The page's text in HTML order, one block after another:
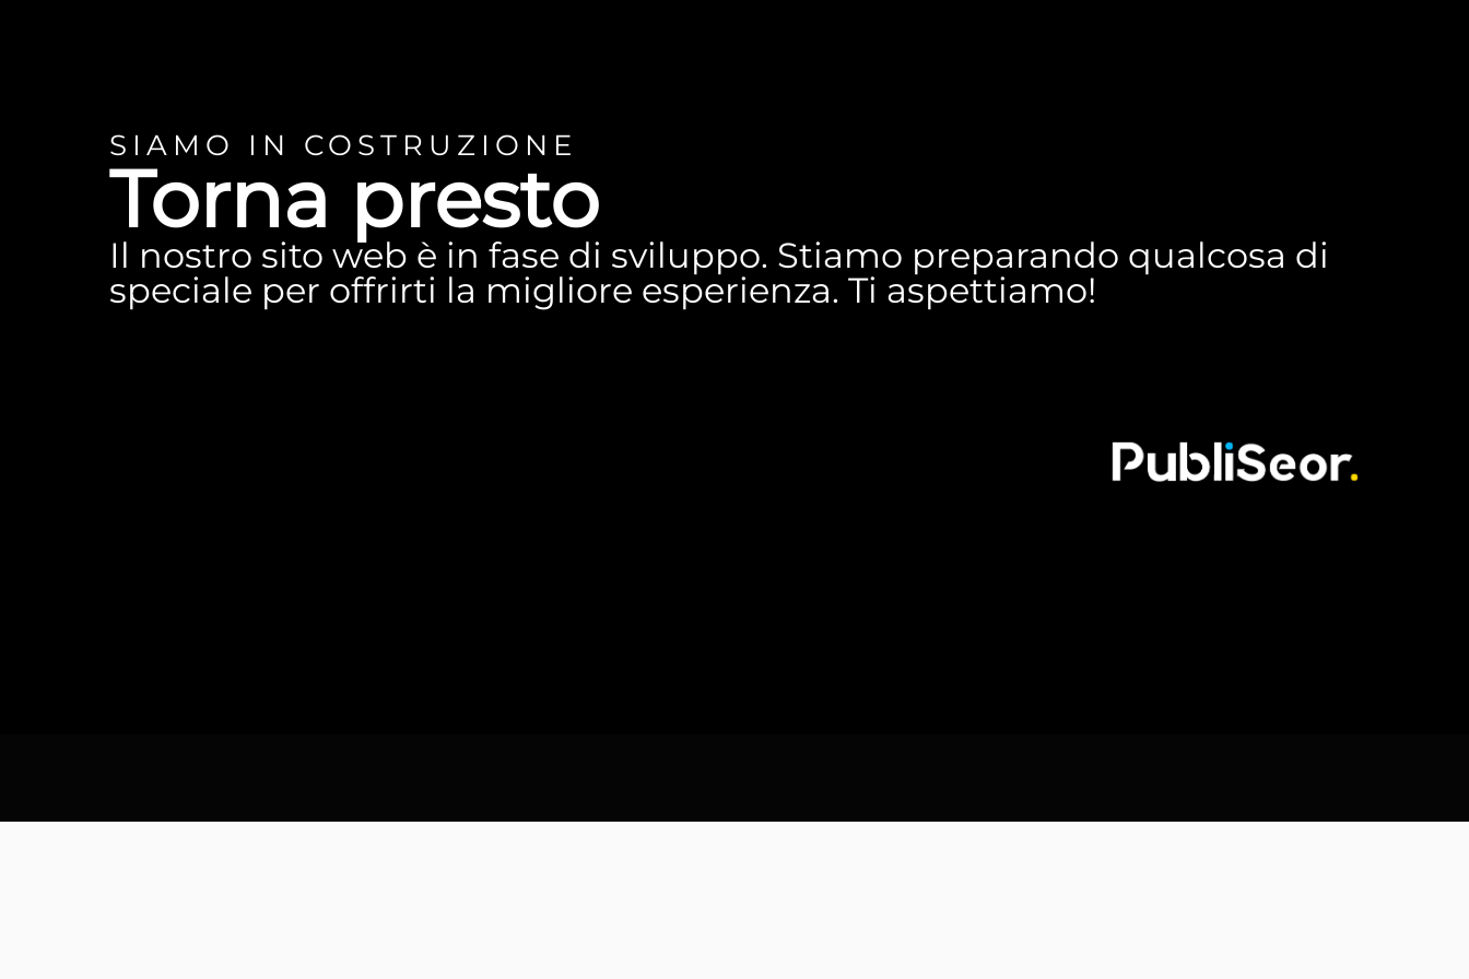
SIAMO IN COSTRUZIONE
Torna presto
Il nostro sito web è in fase di sviluppo. Stiamo preparando qualcosa di
speciale per offrirti la migliore esperienza. Ti aspettiamo!